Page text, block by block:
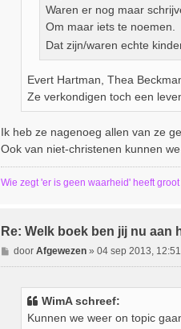
Waren er nog maar
Om maar iets te noemen.
Dat zijn/waren echte
Evert Hartman, Thea
Ze verkondigen toch een
Ik heb ze nagenoeg allen van ze
Ook van niet-christenen kunnen
Wie zegt 'er is geen waarheid' heeft
Re: Welk boek ben jij nu aan
B
e
door Afgewezen» 04 sep 2013, 12:51
WimA schreef:
Kunnen we weer on topic